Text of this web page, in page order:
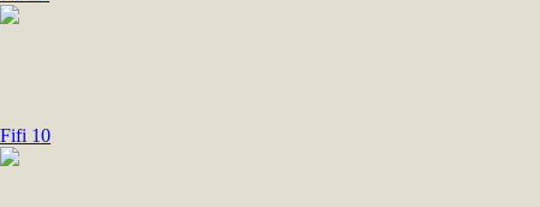
Fifi 10